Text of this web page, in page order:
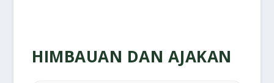
HIMBAUAN DAN AJAKAN